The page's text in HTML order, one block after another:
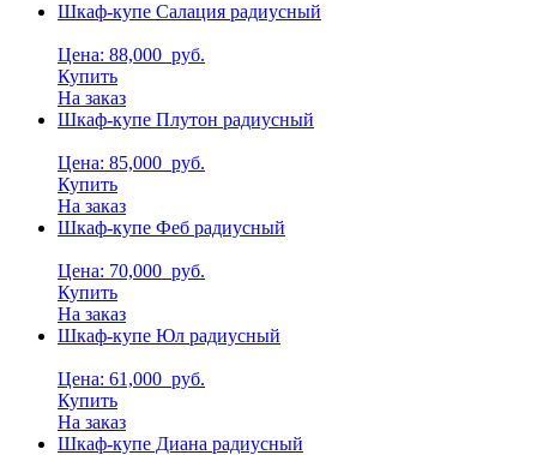
Шкаф-купе Салация радиусный
Цена: 88,000 руб.
Купить
На заказ
Шкаф-купе Плутон радиусный
Цена: 85,000 руб.
Купить
На заказ
Шкаф-купе Феб радиусный
Цена: 70,000 руб.
Купить
На заказ
Шкаф-купе Юл радиусный
Цена: 61,000 руб.
Купить
На заказ
Шкаф-купе Диана радиусный